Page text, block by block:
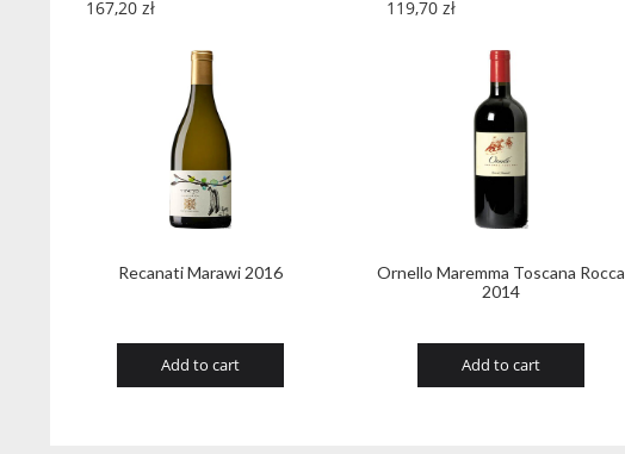
Recanati Marawi 2016
167,20 zł
Add to cart
Ornello Maremma Toscana Rocca
2014
119,70 zł
Add to cart